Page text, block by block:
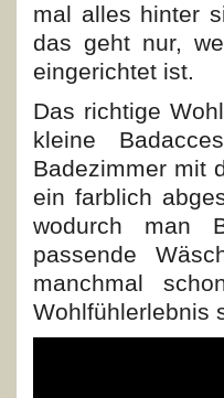
mal alles hinter
das geht nur,
eingerichtet ist.
Das richtige
kleine
Badezimmer mit
ein farblich
wodurch man
passende
manchmal
Wohlfühlerlebnis